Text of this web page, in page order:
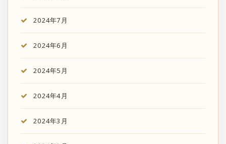
2024年7月
2024年6月
2024年5月
2024年4月
2024年3月